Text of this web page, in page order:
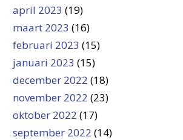
april 2023 (19)
maart 2023 (16)
februari 2023 (15)
januari 2023 (15)
december 2022 (18)
november 2022 (23)
oktober 2022 (17)
september 2022 (14)